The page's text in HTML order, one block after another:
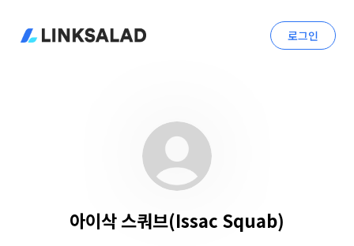
로그인
아이삭 스쿼브(Issac Squab)